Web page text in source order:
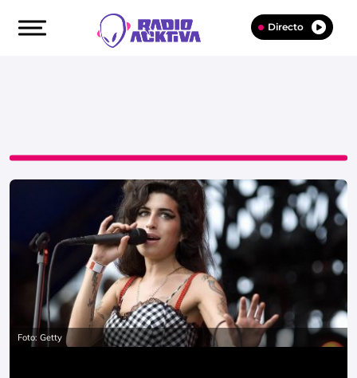
Directo
Foto: Getty